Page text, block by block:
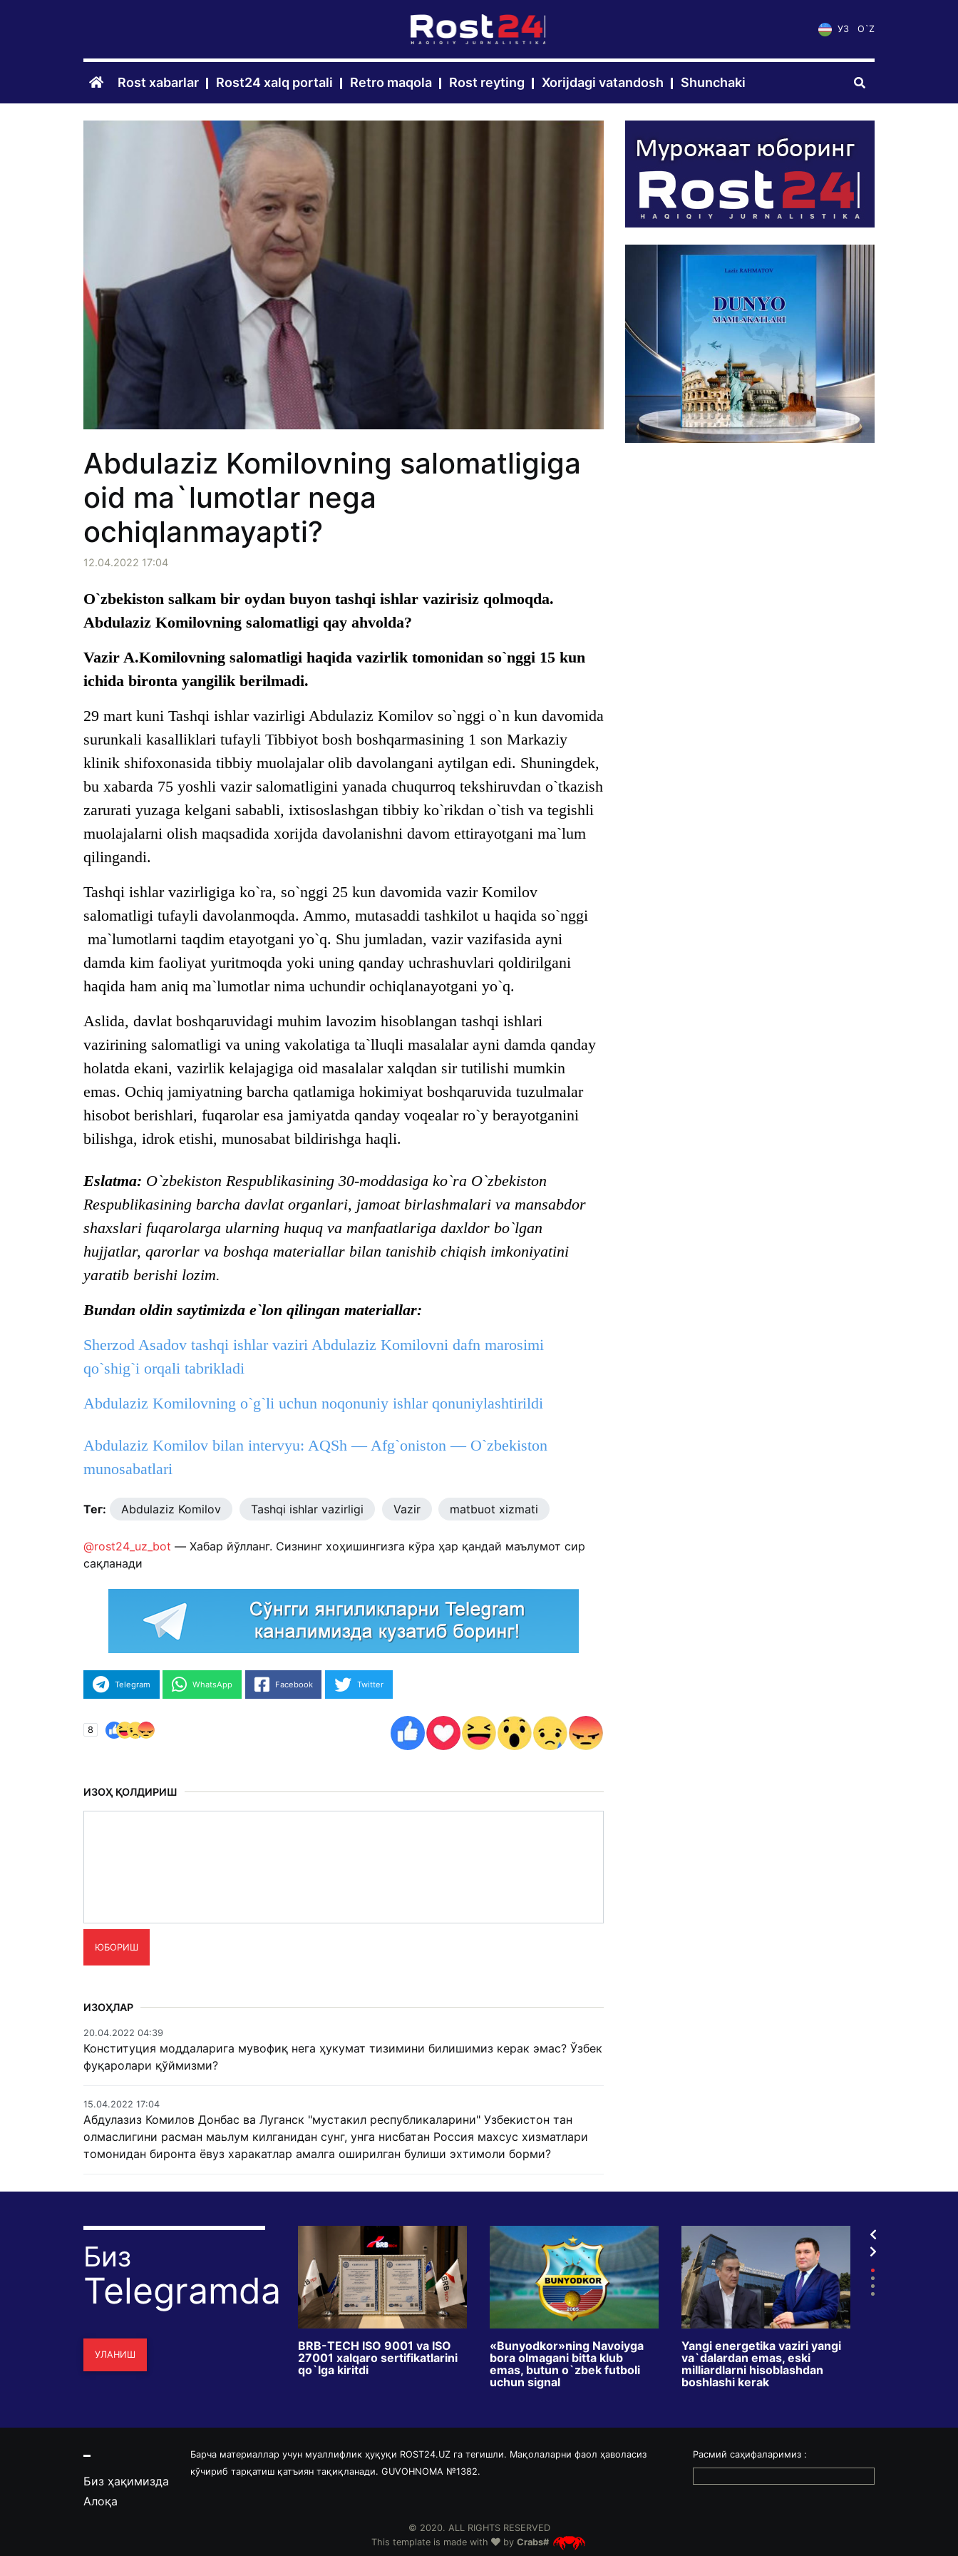
УЗ O`Z
Rost xabarlar Rost24 xalq portali Retro maqola Rost reyting Xorijdagi vatandosh Shunchaki
Abdulaziz Komilovning salomatligiga
oid ma`lumotlar nega
ochiqlanmayapti?
12.04.2022 17:04
O`zbekiston salkam bir oydan buyon tashqi ishlar vazirisiz qolmoqda.
Abdulaziz Komilovning salomatligi qay ahvolda?
Vazir A.Komilovning salomatligi haqida vazirlik tomonidan so`nggi 15 kun
ichida bironta yangilik berilmadi.
29 mart kuni Tashqi ishlar vazirligi Abdulaziz Komilov so`nggi o`n kun davomida
surunkali kasalliklari tufayli Tibbiyot bosh boshqarmasining 1 son Markaziy
klinik shifoxonasida tibbiy muolajalar olib davolangani aytilgan edi. Shuningdek,
bu xabarda 75 yoshli vazir salomatligini yanada chuqurroq tekshiruvdan o`tkazish
zarurati yuzaga kelgani sababli, ixtisoslashgan tibbiy ko`rikdan o`tish va tegishli
muolajalarni olish maqsadida xorijda davolanishni davom ettirayotgani ma`lum
qilingandi.
Tashqi ishlar vazirligiga ko`ra, so`nggi 25 kun davomida vazir Komilov
salomatligi tufayli davolanmoqda. Ammo, mutasaddi tashkilot u haqida so`nggi
ma`lumotlarni taqdim etayotgani yo`q. Shu jumladan, vazir vazifasida ayni
damda kim faoliyat yuritmoqda yoki uning qanday uchrashuvlari qoldirilgani
haqida ham aniq ma`lumotlar nima uchundir ochiqlanayotgani yo`q.
Aslida, davlat boshqaruvidagi muhim lavozim hisoblangan tashqi ishlari
vazirining salomatligi va uning vakolatiga ta`lluqli masalalar ayni damda qanday
holatda ekani, vazirlik kelajagiga oid masalalar xalqdan sir tutilishi mumkin
emas. Ochiq jamiyatning barcha qatlamiga hokimiyat boshqaruvida tuzulmalar
hisobot berishlari, fuqarolar esa jamiyatda qanday voqealar ro`y berayotganini
bilishga, idrok etishi, munosabat bildirishga haqli.
Eslatma: O`zbekiston Respublikasining 30-moddasiga ko`ra O`zbekiston
Respublikasining barcha davlat organlari, jamoat birlashmalari va mansabdor
shaxslari fuqarolarga ularning huquq va manfaatlariga daxldor bo`lgan
hujjatlar, qarorlar va boshqa materiallar bilan tanishib chiqish imkoniyatini
yaratib berishi lozim.
Bundan oldin saytimizda e`lon qilingan materiallar:
Sherzod Asadov tashqi ishlar vaziri Abdulaziz Komilovni dafn marosimi
qo`shig`i orqali tabrikladi
Abdulaziz Komilovning o`g`li uchun noqonuniy ishlar qonuniylashtirildi
Abdulaziz Komilov bilan intervyu: AQSh — Afg`oniston — O`zbekiston
munosabatlari
Тег: Abdulaziz Komilov Tashqi ishlar vazirligi Vazir matbuot xizmati
@rost24_uz_bot — Хабар йўлланг. Сизнинг хоҳишингизга кўра ҳар қандай маълумот сир
сақланади
Telegram WhatsApp Facebook Twitter
8
ИЗОҲ ҚОЛДИРИШ
ЮБОРИШ
ИЗОҲЛАР
20.04.2022 04:39
Конституция моддаларига мувофиқ нега ҳукумат тизимини билишимиз керак эмас? Ўзбек
фуқаролари қўймизми?
15.04.2022 17:04
Абдулазиз Комилов Донбас ва Луганск "мустакил республикаларини" Узбекистон тан
олмаслигини расман маьлум килганидан сунг, унга нисбатан Россия махсус хизматлари
томонидан биронта ёвуз харакатлар амалга оширилган булиши эхтимоли борми?
Биз
Telegramda
УЛАНИШ
Yaponiya nega omon qoldi,
Venesuela nega vayron
BRB-TECH ISO 9001 va ISO
27001 xalqaro sertifikatlarini
qo`lga kiritdi
«Bunyodkor»ning Navoiyga
bora olmagani bitta klub
emas, butun o`zbek futboli
uchun signal
Yangi energetika vaziri yangi
va`dalardan emas, eski
milliardlarni hisoblashdan
boshlashi kerak
Биз ҳақимизда
Алоқа
Барча материаллар учун муаллифлик ҳуқуқи ROST24.UZ га тегишли. Мақолаларни фаол ҳаволасиз
кўчириб тарқатиш қатъиян тақиқланади. GUVOHNOMA №1382.
Расмий саҳифаларимиз :
© 2020. ALL RIGHTS RESERVED
This template is made with
by Crabs#